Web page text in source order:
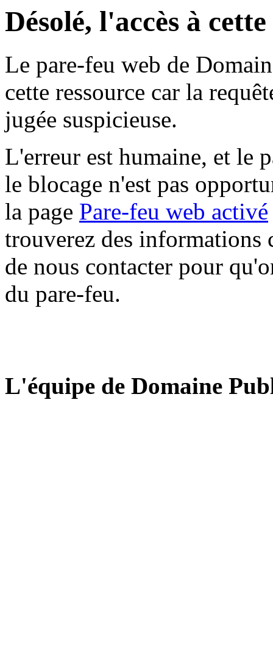
Désolé, l'accès à
Le pare-feu web de
cette ressource car la
jugée suspicieuse.
L'erreur est humaine, et le
le blocage n'est pas
la page Pare-feu web activé
trouverez des informations
de nous contacter pour
du pare-feu.
L'équipe de Domaine